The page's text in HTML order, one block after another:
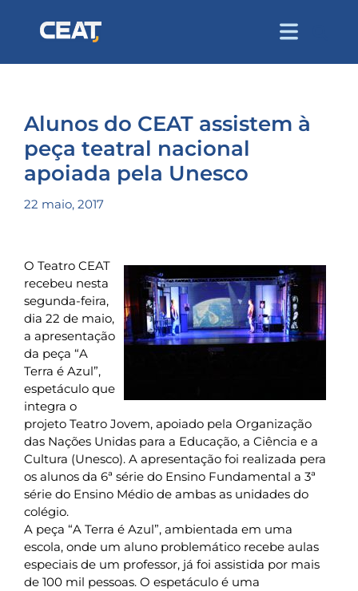
Alunos do CEAT assistem à
peça teatral nacional
apoiada pela Unesco
22 maio, 2017
O Teatro CEAT
recebeu nesta
segunda-feira,
dia 22 de maio,
a apresentação
da peça “A
Terra é Azul”,
espetáculo que
integra o
projeto Teatro Jovem, apoiado pela Organização
das Nações Unidas para a Educação, a Ciência e a
Cultura (Unesco). A apresentação foi realizada pera
os alunos da 6ª série do Ensino Fundamental a 3ª
série do Ensino Médio de ambas as unidades do
colégio.
A peça “A Terra é Azul”, ambientada em uma
escola, onde um aluno problemático recebe aulas
especiais de um professor, já foi assistida por mais
de 100 mil pessoas. O espetáculo é uma